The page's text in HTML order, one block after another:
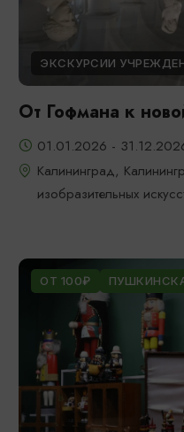
ЭКСКУРСИИ
От Гофмана к
01.01.2026 -
Калининград,
изобразительных
ОТ 100₽